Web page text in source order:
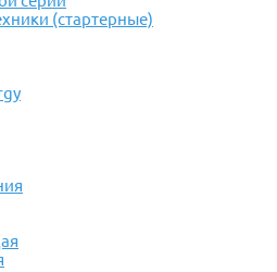
(стартерные)